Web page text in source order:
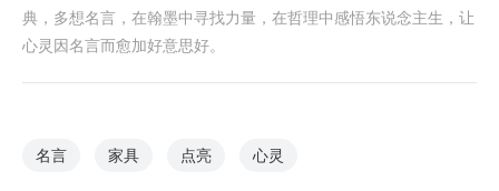
典，多想名言，在翰墨中寻找力量，在哲理中感悟东说念主生，让
心灵因名言而愈加好意思好。
名言 家具 点亮 心灵